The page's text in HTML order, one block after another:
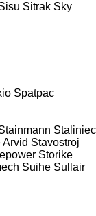
Sitrak Sky
Spatpac
Staliniec
Arvid Stavostroj
Storike
Suihe Sullair